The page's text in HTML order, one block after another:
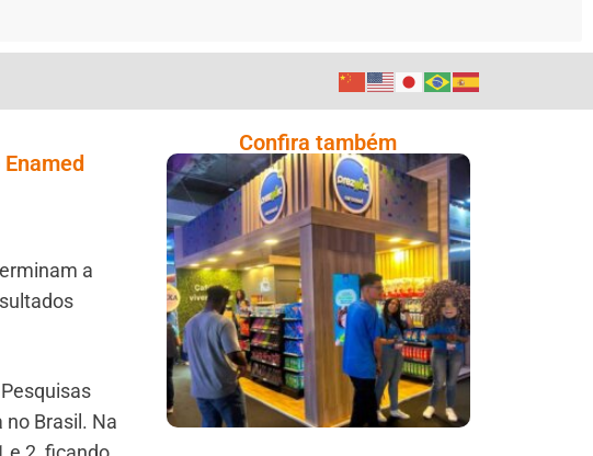
a
Brasil. Na
Confira também
Cencosud Promove
Inovação No Brasil
Com A Participação
Do Prezunic No Rio
Innovation Week
2026